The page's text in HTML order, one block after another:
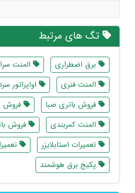
تگ های مرتبط
برق اضطراری المنت
المنت فنری
اواپراتور
فروش باتری صبا
فروش
المنت کمربندی
فروش
تعمیرات استابلایزر
پکیج برق هوشمند